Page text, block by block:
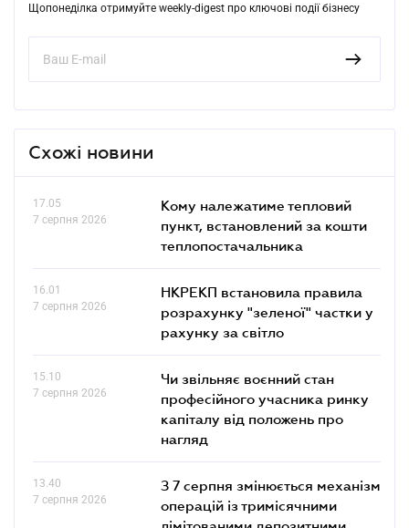
Щопонеділка отримуйте weekly-digest про ключові події бізнесу
Схожі новини
17.05
7 серпня 2026
Кому належатиме тепловий
пункт, встановлений за кошти
теплопостачальника
16.01
7 серпня 2026
НКРЕКП встановила правила
розрахунку "зеленої" частки у
рахунку за світло
15.10
7 серпня 2026
Чи звільняє воєнний стан
професійного учасника ринку
капіталу від положень про
нагляд
13.40
7 серпня 2026
З 7 серпня змінюється механізм
операцій із тримісячними